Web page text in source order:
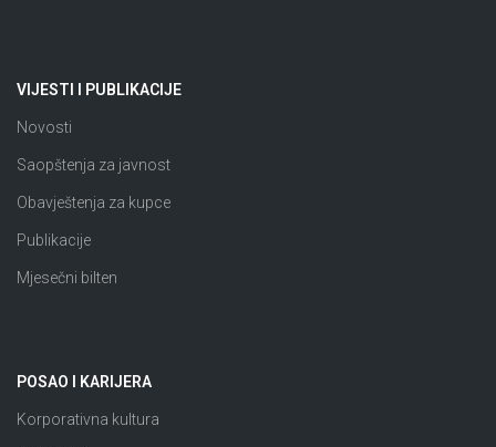
VIJESTI I PUBLIKACIJE
Novosti
Saopštenja za javnost
Obavještenja za kupce
Publikacije
Mjesečni bilten
POSAO I KARIJERA
Korporativna kultura